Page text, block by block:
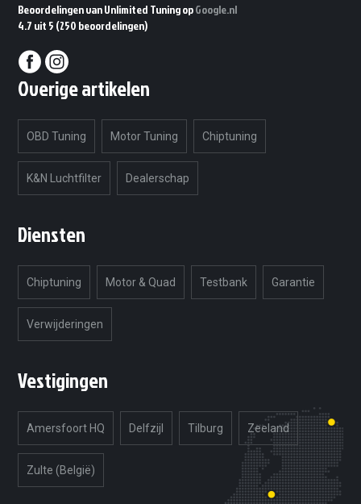
Beoordelingen van Unlimited Tuning opGoogle.nl
4.7 uit 5 (250 beoordelingen)
Overige artikelen
OBD Tuning Motor Tuning Chiptuning
K&N Luchtfilter Dealerschap
Diensten
Chiptuning Motor & Quad Testbank Garantie
Verwijderingen
Vestigingen
Amersfoort HQ Delfzijl Tilburg Zeeland
Zulte (België)